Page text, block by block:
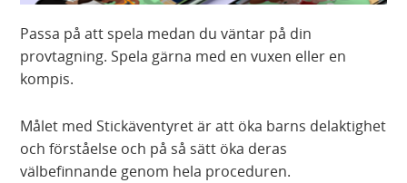
Passa på att spela medan du väntar på din
provtagning. Spela gärna med en vuxen eller en
kompis.
Målet med Stickäventyret är att öka barns delaktighet
och förståelse och på så sätt öka deras
välbefinnande genom hela proceduren.